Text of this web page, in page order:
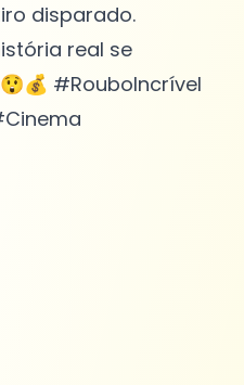
disparado.
real se
#RouboIncrível